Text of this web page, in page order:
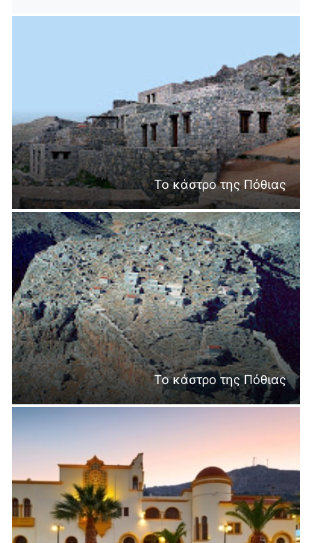
Το κάστρο της Πόθιας
Το κάστρο της Πόθιας